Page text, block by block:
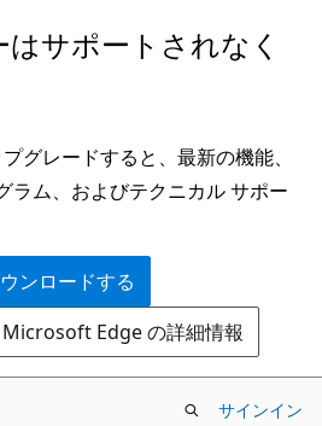
サポートされなく
グレードすると、最新の機能、
ラム、およびテクニカル サポー
ンロードする
Edge の詳細情報
サインイン